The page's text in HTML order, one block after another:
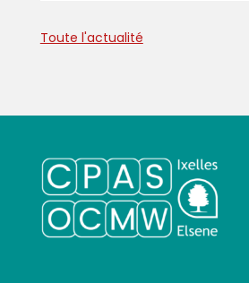
Toute l'actualité